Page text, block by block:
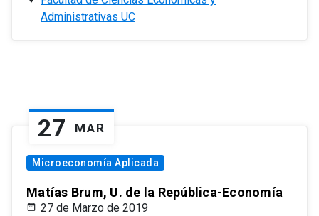
Administrativas UC
27 MAR
Microeconomía Aplicada
Matías Brum, U. de la República-Economía
27 de Marzo de 2019